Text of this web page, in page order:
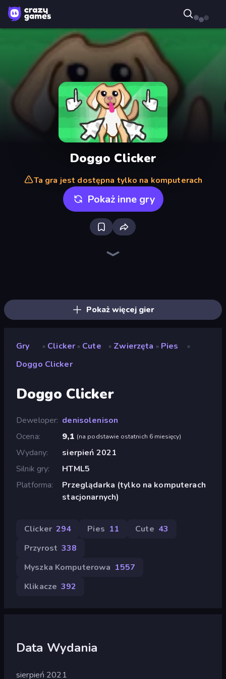
Doggo Clicker
Ta gra jest dostępna tylko na komputerach
Pokaż inne gry
Pokaż więcej gier
Gry » Clicker » Cute » Zwierzęta » Pies »
Doggo Clicker
Doggo Clicker
Deweloper denisolenison
Ocena
9,1 (na podstawie ostatnich 6 miesięcy)
Wydany
sierpień 2021
Silnik gry
HTML5
Platforma
Przeglądarka (tylko na komputerach
stacjonarnych)
Clicker 294 Pies 11 Cute 43
Przyrost 338
Myszka Komputerowa 1557
Klikacze 392
Data Wydania
sierpień 2021